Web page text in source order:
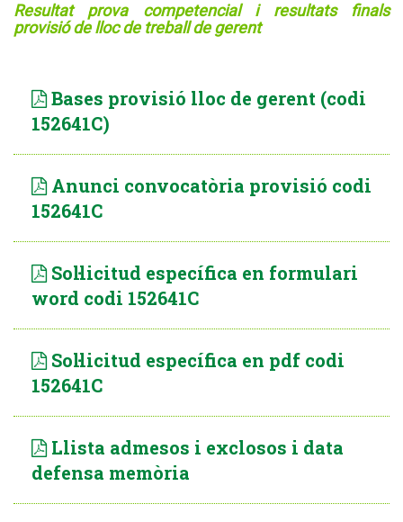
Resultat prova competencial i resultats finals
provisió de lloc de treball de gerent
Bases provisió lloc de gerent (codi
152641C)
Anunci convocatòria provisió codi
152641C
Sol·licitud específica en formulari
word codi 152641C
Sol·licitud específica en pdf codi
152641C
Llista admesos i exclosos i data
defensa memòria